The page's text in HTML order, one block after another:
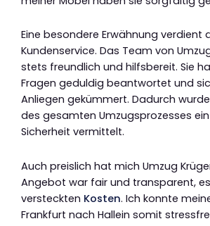
Eine besondere Erwähnung verdient
Kundenservice. Das Team von
stets freundlich und hilfsbereit. Sie
Fragen geduldig beantwortet und
Anliegen gekümmert. Dadurch
des gesamten Umzugsprozesses
Sicherheit vermittelt.
Auch preislich hat mich Umzug
Angebot war fair und transparent,
versteckten Kosten. Ich konnte
Frankfurt nach Hallein somit